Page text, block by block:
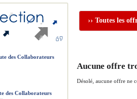
›› Toutes les
Aucune offre
Désolé, aucune offre ne
des Collaborateurs
des Collaborateurs